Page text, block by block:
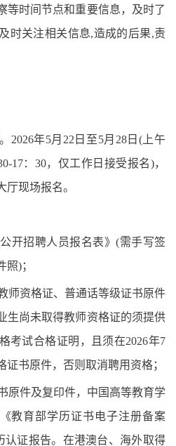
等时间节点和重要信息，及时了
时关注相关信息,造成的后果,责
2026年5月22日至5月28日(上午
17：30，仅工作日接受报名)，
现场报名。
开招聘人员报名表》(需手写签
)；
师资格证、普通话等级证书原件
生尚未取得教师资格证的须提供
考试合格证明，且须在2026年7
证书原件，否则取消聘用资格；
原件及复印件，中国高等教育学
教育部学历证书电子注册备案
认证报告。在港澳台、海外取得